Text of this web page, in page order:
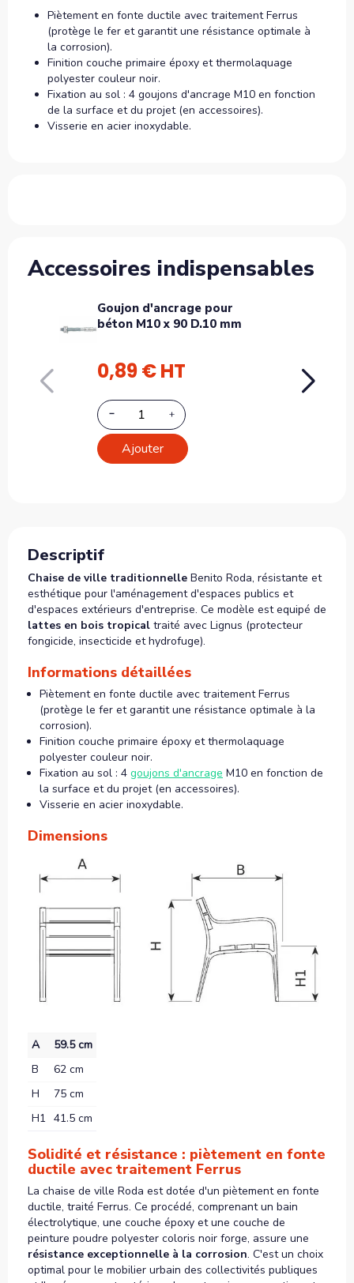
Piètement en fonte ductile avec traitement Ferrus
(protège le fer et garantit une résistance optimale à
la corrosion).
Finition couche primaire époxy et thermolaquage
polyester couleur noir.
Fixation au sol : 4 goujons d'ancrage M10 en fonction
de la surface et du projet (en accessoires).
Visserie en acier inoxydable.
Accessoires indispensables
Goujon d'ancrage pour
béton M10 x 90 D.10 mm
0,89 € HT
Ajouter
Descriptif
Chaise de ville traditionnelle Benito Roda, résistante et
esthétique pour l'aménagement d'espaces publics et
d'espaces extérieurs d'entreprise. Ce modèle est equipé de
lattes en bois tropical traité avec Lignus (protecteur
fongicide, insecticide et hydrofuge).
Informations détaillées
Piètement en fonte ductile avec traitement Ferrus
(protège le fer et garantit une résistance optimale à la
corrosion).
Finition couche primaire époxy et thermolaquage
polyester couleur noir.
Fixation au sol : 4 goujons d'ancrage M10 en fonction de
la surface et du projet (en accessoires).
Visserie en acier inoxydable.
Dimensions
A
59.5 cm
B
62 cm
H
75 cm
H1 41.5 cm
Solidité et résistance : piètement en fonte
ductile avec traitement Ferrus
La chaise de ville Roda est dotée d'un piètement en fonte
ductile, traité Ferrus. Ce procédé, comprenant un bain
électrolytique, une couche époxy et une couche de
peinture poudre polyester coloris noir forge, assure une
résistance exceptionnelle à la corrosion. C'est un choix
optimal pour le mobilier urbain des collectivités publiques